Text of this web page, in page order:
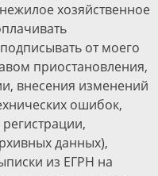
хозяйственное
от моего
приостановления,
внесения изменений
ошибок,
данных),
из ЕГРН на